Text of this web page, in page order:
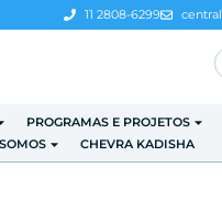
11 2808-6299
PROGRAMAS E PROJETOS
CHEVRA KADISHA